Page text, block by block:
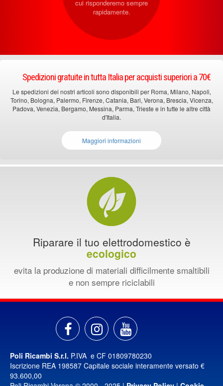
cui risponderemo sempre
rapidamente.
Spedizioni gratuite in tutta Italia per acquisti superiori a 70€
Le spedizioni dei nostri articoli sono disponibili per Roma, Milano, Napoli,
Torino, Bologna, Palermo, Firenze, Catania, Bari, Verona, Brescia, Vicenza,
Padova, Venezia, Bergamo, Messina, Parma, Trieste e in tutte le altre città
d'Italia.
Maggiori informazioni
Riparare il tuo elettrodomestico è
ecologico
evita la produzione di materiali difficilmente smaltibili
e non sempre riciclabili
Poli Ricambi S.r.l. P.IVA e CF 01809780230
Iscrizione REA 198587 Capitale sociale interamente versato €
93.600,00